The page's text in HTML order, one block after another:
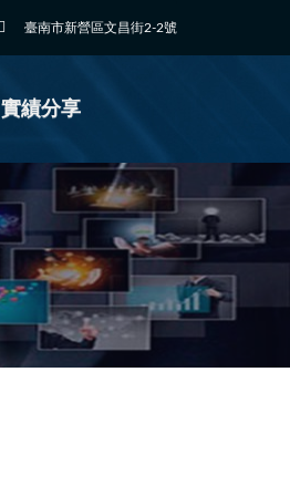
臺南市新營區文昌街2-2號
實績分享